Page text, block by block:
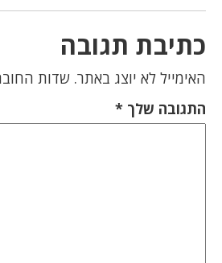
כתיבת תגובה
האימייל לא יוצג באתר. שדות
התגובה שלך *